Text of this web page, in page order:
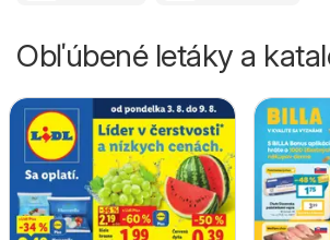
Obľúbené letáky a